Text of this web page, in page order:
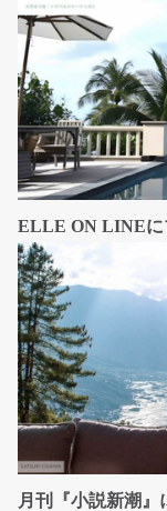
ELLE ON LINEに
月刊『小説新潮』